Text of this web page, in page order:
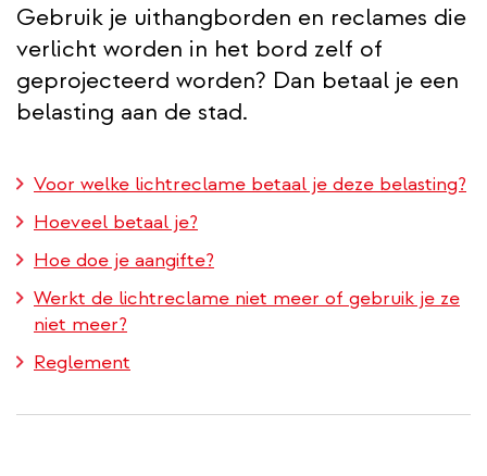
Gebruik je uithangborden en reclames die
verlicht worden in het bord zelf of
geprojecteerd worden? Dan betaal je een
belasting aan de stad.
Voor welke lichtreclame betaal je deze belasting?
Hoeveel betaal je?
Hoe doe je aangifte?
Werkt de lichtreclame niet meer of gebruik je ze
niet meer?
Reglement